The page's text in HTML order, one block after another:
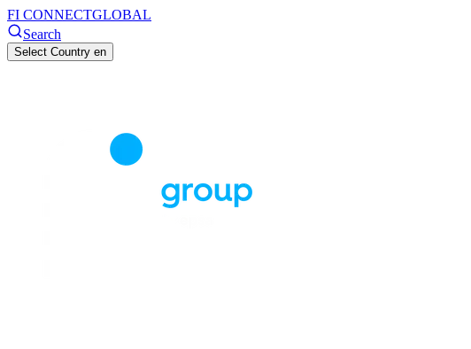
FI CONNECTGLOBAL
Search
Select Country en